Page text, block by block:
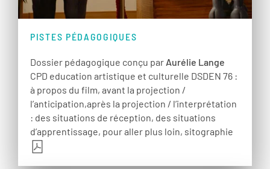
PISTES PÉDAGOGIQUES
Dossier pédagogique conçu par Aurélie Lange
CPD education artistique et culturelle DSDEN 76 :
à propos du film, avant la projection /
l’anticipation,après la projection / l’interprétation
: des situations de réception, des situations
d’apprentissage, pour aller plus loin, sitographie